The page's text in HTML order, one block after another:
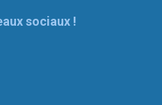
sociaux !